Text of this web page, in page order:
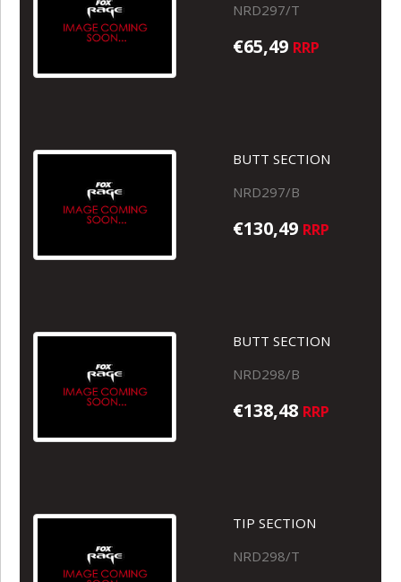
NRD297/T
€65,49 RRP
BUTT SECTION
NRD297/B
€130,49 RRP
BUTT SECTION
NRD298/B
€138,48 RRP
TIP SECTION
NRD298/T